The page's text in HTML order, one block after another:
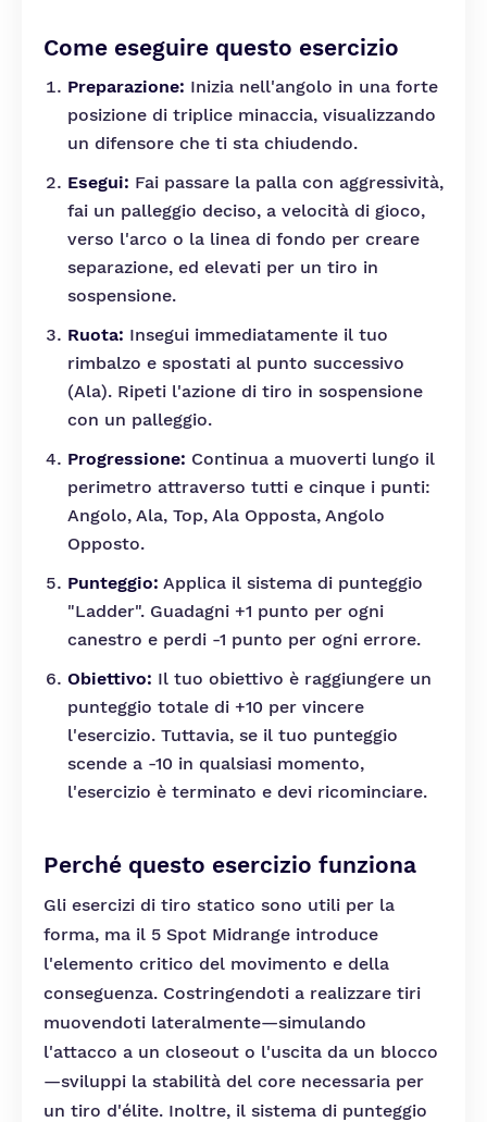
Come eseguire questo esercizio
Preparazione: Inizia nell'angolo in una forte
posizione di triplice minaccia, visualizzando
un difensore che ti sta chiudendo.
Esegui: Fai passare la palla con aggressività,
fai un palleggio deciso, a velocità di gioco,
verso l'arco o la linea di fondo per creare
separazione, ed elevati per un tiro in
sospensione.
Ruota: Insegui immediatamente il tuo
rimbalzo e spostati al punto successivo
(Ala). Ripeti l'azione di tiro in sospensione
con un palleggio.
Progressione: Continua a muoverti lungo il
perimetro attraverso tutti e cinque i punti:
Angolo, Ala, Top, Ala Opposta, Angolo
Opposto.
Punteggio: Applica il sistema di punteggio
"Ladder". Guadagni +1 punto per ogni
canestro e perdi -1 punto per ogni errore.
Obiettivo: Il tuo obiettivo è raggiungere un
punteggio totale di +10 per vincere
l'esercizio. Tuttavia, se il tuo punteggio
scende a -10 in qualsiasi momento,
l'esercizio è terminato e devi ricominciare.
Perché questo esercizio funziona
Gli esercizi di tiro statico sono utili per la
forma, ma il 5 Spot Midrange introduce
l'elemento critico del movimento e della
conseguenza. Costringendoti a realizzare tiri
muovendoti lateralmente—simulando
l'attacco a un closeout o l'uscita da un blocco
—sviluppi la stabilità del core necessaria per
un tiro d'élite. Inoltre, il sistema di punteggio